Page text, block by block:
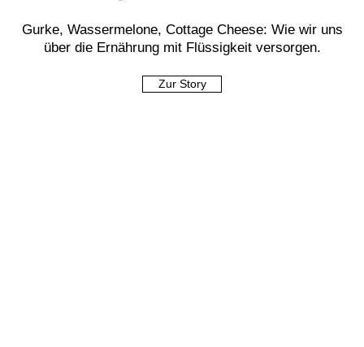
Gurke, Wassermelone, Cottage Cheese: Wie wir uns
über die Ernährung mit Flüssigkeit versorgen.
Zur Story